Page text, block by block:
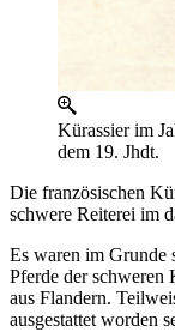
Kürassier im
dem 19. Jhdt.
Die französischen
schwere Reiterei im
Es waren im Grunde
Pferde der schweren
aus Flandern.
ausgestattet worden